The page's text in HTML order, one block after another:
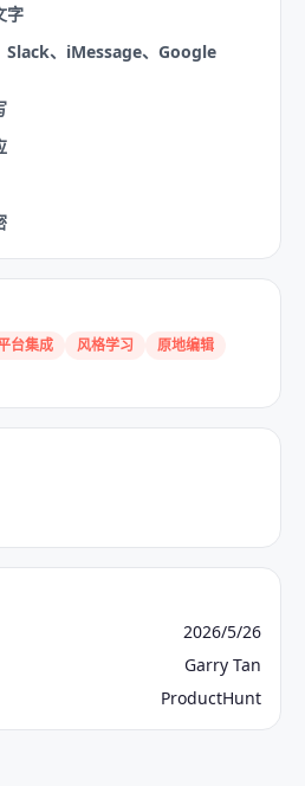
字
Slack、iMessage、Google
台集成 风格学习
原地编辑
2026/5/26
Garry Tan
ProductHunt